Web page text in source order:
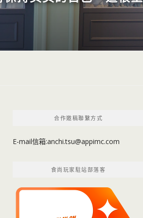
合作邀稿聯繫方式
E-mail信箱:anchi.tsu@appimc.com
食尚玩家駐站部落客